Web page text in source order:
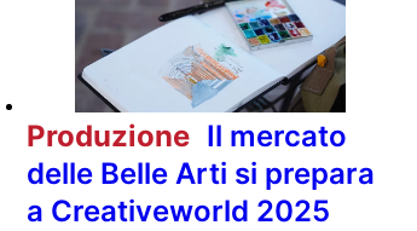
Produzione Il mercato
delle Belle Arti si prepara
a Creativeworld 2025